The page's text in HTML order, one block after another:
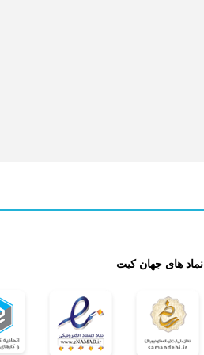
نماد های جهان کیت